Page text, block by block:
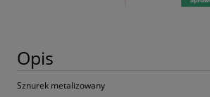
Opis
Sznurek metalizowany